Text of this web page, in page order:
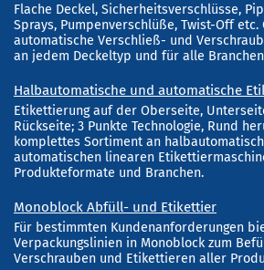
Flache Deckel, Sicherheitsverschlüsse,
Sprays, Pumpenverschlüße, Twist-Off etc.
automatische Verschließ- und
an jedem Deckeltyp und für alle
Halbautomatische und automatische
Etikettierung auf der Oberseite,
Rückseite; 3 Punkte Technologie, Rund
komplettes Sortiment an
automatischen linearen
Produkteformate und Branchen.
Monoblock Abfüll- und Etikettier
Für bestimmten Kundenanforderungen
Verpackungslinien in Monoblock zum
Verschrauben und Etikettieren aller